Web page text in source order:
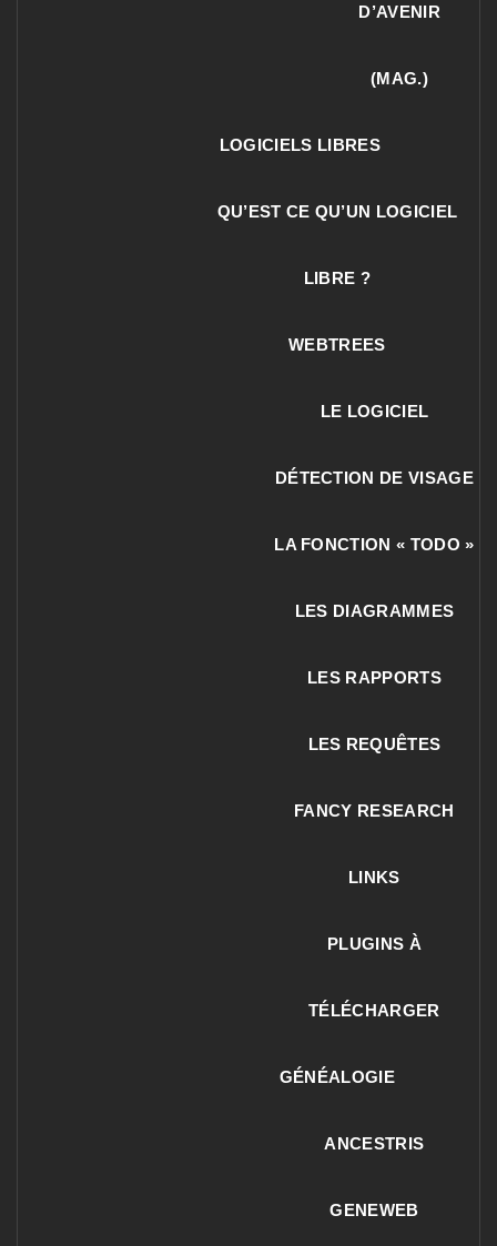
D’AVENIR
(MAG.)
LOGICIELS LIBRES
QU’EST CE QU’UN LOGICIEL
LIBRE ?
WEBTREES
LE LOGICIEL
DÉTECTION DE VISAGE
LA FONCTION « TODO »
LES DIAGRAMMES
LES RAPPORTS
LES REQUÊTES
FANCY RESEARCH
LINKS
PLUGINS À
TÉLÉCHARGER
GÉNÉALOGIE
ANCESTRIS
GENEWEB